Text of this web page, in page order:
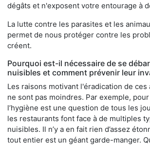
dégâts et n'exposent votre entourage à
La lutte contre les parasites et les
permet de nous protéger contre les
créent.
Pourquoi est-il nécessaire de se
nuisibles et comment prévenir leur
Les raisons motivant l'éradication de ces
ne sont pas moindres. Par exemple,
l’hygiène est une question de tous les
les restaurants font face à de multiples
nuisibles. Il n’y a en fait rien d’assez
tout entier est un géant garde-manger.